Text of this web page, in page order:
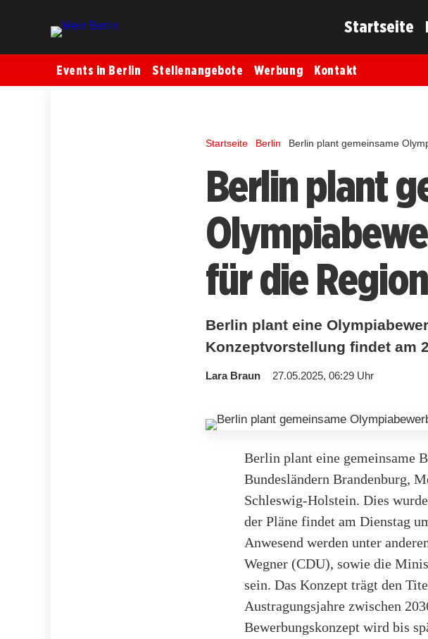
Startseite
Events in Berlin Stellenangebote Werbung Kontakt
Startseite Berlin Berlin plant gemeinsame
Berlin plant
für die
Berlin plant eine
Konzeptvorstellung findet am
Lara Braun 27.05.2025, 06:29 Uhr
Berlin plant eine gemeinsame
Bundesländern Brandenburg,
Schleswig-Holstein. Dies
der Pläne findet am Dienstag
Anwesend werden unter
Wegner (CDU), sowie die
sein. Das Konzept trägt den
Austragungsjahre zwischen
Bewerbungskonzept wird bis